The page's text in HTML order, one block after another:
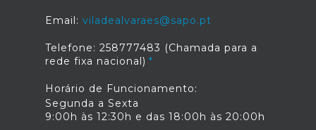
Email: viladealvaraes@sapo.pt
Telefone: 258777483 (Chamada para a
rede fixa nacional)
Horário de Funcionamento:
Segunda a Sexta
9:00h às 12:30h e das 18:00h às 20:00h